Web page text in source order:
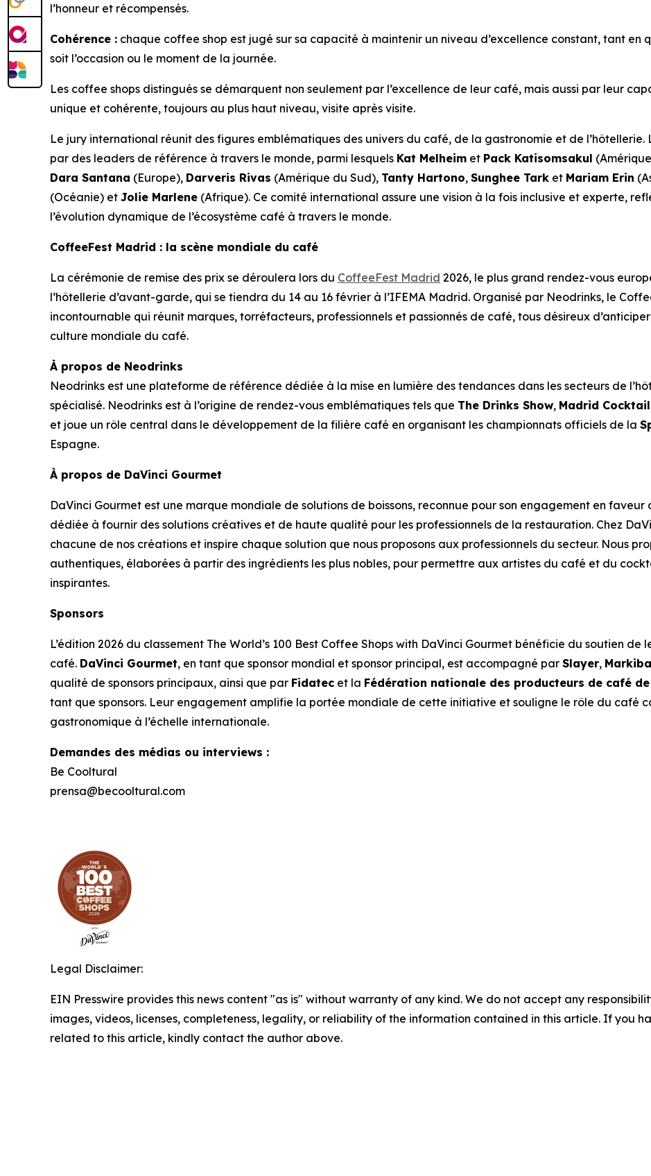
l’honneur et récompensés.
Cohérence : chaque coffee shop est jugé sur sa capacité à maintenir un niveau d’excellence constant, tant en
soit l’occasion ou le moment de la journée.
Les coffee shops distingués se démarquent non seulement par l’excellence de leur café, mais aussi par leur
unique et cohérente, toujours au plus haut niveau, visite après visite.
Le jury international réunit des figures emblématiques des univers du café, de la gastronomie et de
par des leaders de référence à travers le monde, parmi lesquels Kat Melheim et Pack Katisomsakul
Dara Santana (Europe), Darveris Rivas (Amérique du Sud), Tanty Hartono, Sunghee Tark et Mariam Erin
(Océanie) et Jolie Marlene (Afrique). Ce comité international assure une vision à la fois inclusive et experte,
l’évolution dynamique de l’écosystème café à travers le monde.
CoffeeFest Madrid : la scène mondiale du café
La cérémonie de remise des prix se déroulera lors du CoffeeFest Madrid 2026, le plus grand rendez-vous
l’hôtellerie d’avant-garde, qui se tiendra du 14 au 16 février à l’IFEMA Madrid. Organisé par Neodrinks, le
incontournable qui réunit marques, torréfacteurs, professionnels et passionnés de café, tous désireux
culture mondiale du café.
À propos de Neodrinks
Neodrinks est une plateforme de référence dédiée à la mise en lumière des tendances dans les secteurs de
spécialisé. Neodrinks est à l’origine de rendez-vous emblématiques tels que The Drinks Show, Madrid
et joue un rôle central dans le développement de la filière café en organisant les championnats officiels de la
Espagne.
À propos de DaVinci Gourmet
DaVinci Gourmet est une marque mondiale de solutions de boissons, reconnue pour son engagement en
dédiée à fournir des solutions créatives et de haute qualité pour les professionnels de la restauration. Chez
chacune de nos créations et inspire chaque solution que nous proposons aux professionnels du secteur. Nous
authentiques, élaborées à partir des ingrédients les plus nobles, pour permettre aux artistes du café et du
inspirantes.
Sponsors
L’édition 2026 du classement The World’s 100 Best Coffee Shops with DaVinci Gourmet bénéficie du soutien de
café. DaVinci Gourmet, en tant que sponsor mondial et sponsor principal, est accompagné par Slayer,
qualité de sponsors principaux, ainsi que par Fidatec et la Fédération nationale des producteurs de café
tant que sponsors. Leur engagement amplifie la portée mondiale de cette initiative et souligne le rôle du café
gastronomique à l’échelle internationale.
Demandes des médias ou interviews :
Be Cooltural
prensa@becooltural.com
Legal Disclaimer:
EIN Presswire provides this news content "as is" without warranty of any kind. We do not accept any
images, videos, licenses, completeness, legality, or reliability of the information contained in this article. If you
related to this article, kindly contact the author above.